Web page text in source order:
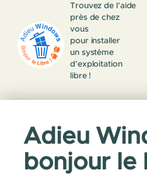
Trouvez de l’aide
près de chez
vous
pour installer
un système
d’exploitation
libre !
Adieu
bonjour le